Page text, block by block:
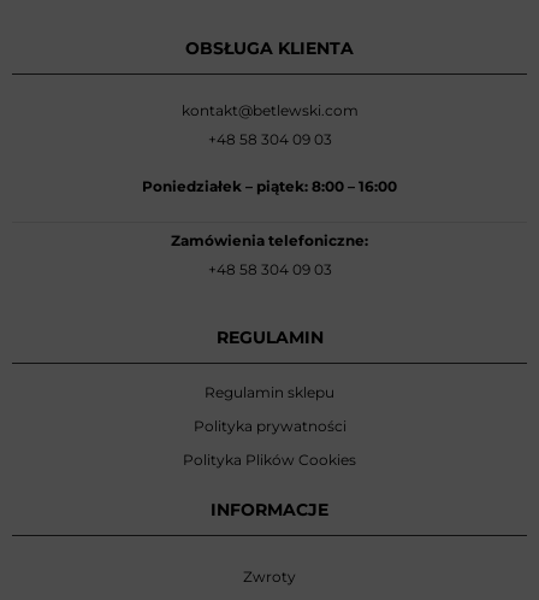
OBSŁUGA KLIENTA
kontakt@betlewski.com
+48 58 304 09 03
Poniedziałek – piątek: 8:00 – 16:00
Zamówienia telefoniczne:
+48 58 304 09 03
REGULAMIN
Regulamin sklepu
Polityka prywatności
Polityka Plików Cookies
INFORMACJE
Zwroty